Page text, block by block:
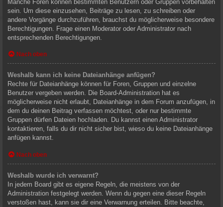
Manche Foren können bestimmten Benutzern oder Gruppen vorbehalten
sein. Um diese einzusehen, Beiträge zu lesen, zu schreiben oder
andere Vorgänge durchzuführen, brauchst du möglicherweise besondere
Berechtigungen. Frage einen Moderator oder Administrator nach
entsprechenden Berechtigungen.
Nach oben
Weshalb kann ich keine Dateianhänge anfügen?
Rechte für Dateianhänge können für Foren, Gruppen und einzelne
Benutzer vergeben werden. Die Board-Administration hat es
möglicherweise nicht erlaubt, Dateianhänge in dem Forum anzufügen, in
dem du deinen Beitrag verfassen möchtest, oder nur bestimmte
Gruppen dürfen Dateien hochladen. Du kannst einen Administrator
kontaktieren, falls du dir nicht sicher bist, wieso du keine Dateianhänge
anfügen kannst.
Nach oben
Weshalb wurde ich verwarnt?
In jedem Board gibt es eigene Regeln, die meistens von der
Administration festgelegt werden. Wenn du gegen eine dieser Regeln
verstoßen hast, kann sie dir eine Verwarnung erteilen. Bitte beachte,